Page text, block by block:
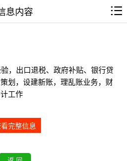
息内容
，出口退税、政府补贴、银行贷
划，设建新账，理乱账业务，财
工作
完整信息